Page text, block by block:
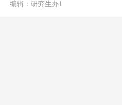
编辑： 研究生办1